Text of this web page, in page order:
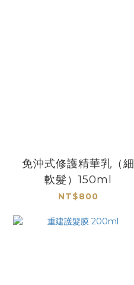
免沖式修護精華乳（細
軟髮）150ml
NT$800